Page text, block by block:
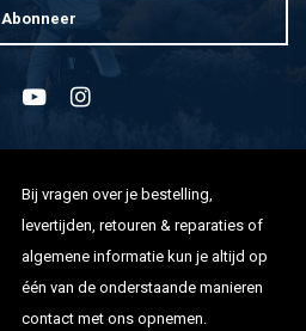
Abonneer
Bij vragen over je bestelling,
levertijden, retouren & reparaties of
algemene informatie kun je altijd op
één van de onderstaande manieren
contact met ons opnemen.